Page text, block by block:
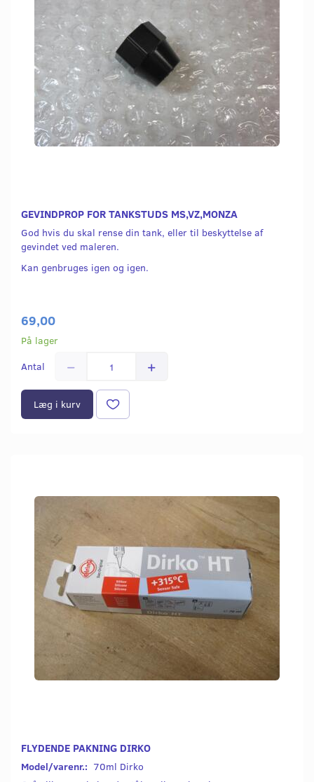
GEVINDPROP FOR TANKSTUDS MS,VZ,MONZA
God hvis du skal rense din tank, eller til beskyttelse af
gevindet ved maleren.
Kan genbruges igen og igen.
69,00
På lager
Antal
Læg i kurv
FLYDENDE PAKNING DIRKO
Model/varenr.: 70ml Dirko